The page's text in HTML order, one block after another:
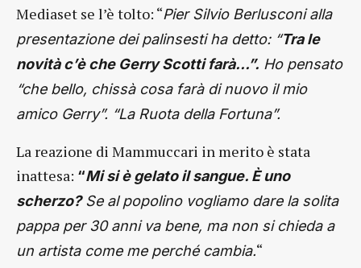
Mediaset se l’è tolto: “Pier Silvio Berlusconi alla
presentazione dei palinsesti ha detto: “Tra le
novità c’è che Gerry Scotti farà…”. Ho pensato
“che bello, chissà cosa farà di nuovo il mio
amico Gerry”. “La Ruota della Fortuna”.
La reazione di Mammuccari in merito è stata
inattesa: “Mi si è gelato il sangue. È uno
scherzo?Se al popolino vogliamo dare la solita
pappa per 30 anni va bene, ma non si chieda a
un artista come me perché cambia.“